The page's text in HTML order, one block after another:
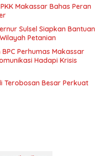
Makassar Bahas Peran
Sulsel Siapkan Bantuan
Petanian
Perhumas Makassar
Hadapi Krisis
Terobosan Besar Perkuat